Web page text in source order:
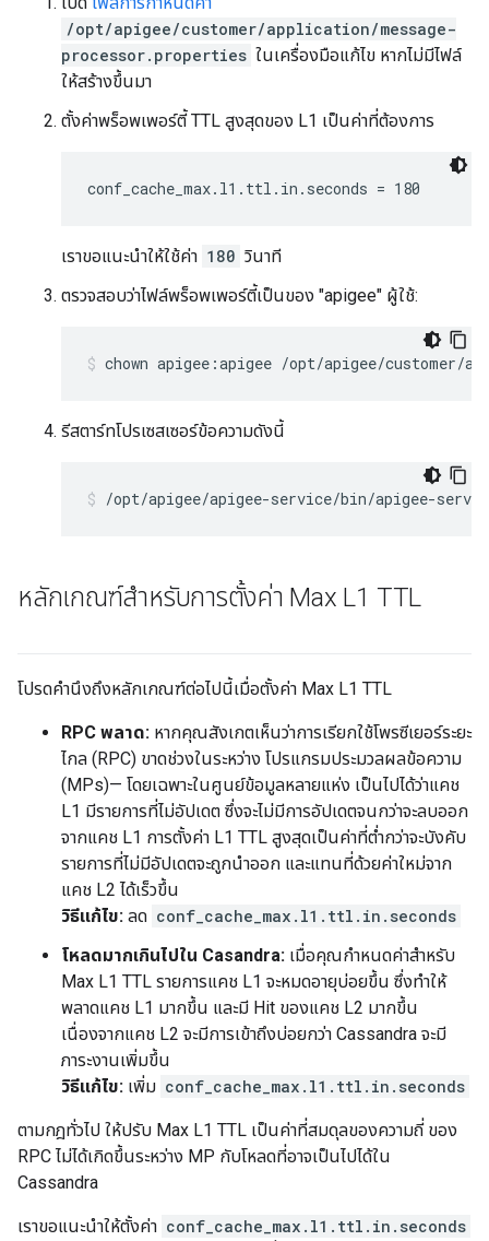
/opt/apigee/customer/application/message-
processor.properties ในเครื่องมือแก้ไข หากไม่มีไฟล์
ให้สร้างขึ้นมา
ตั้งค่าพร็อพเพอร์ตี้ TTL สูงสุดของ L1 เป็นค่าที่ต้องการ
conf_cache_max.l1.ttl.in.seconds = 180
เราขอแนะนำให้ใช้ค่า 180 วินาที
ตรวจสอบว่าไฟล์พร็อพเพอร์ตี้เป็นของ "apigee" ผู้ใช้:
chown apigee:apigee /opt/apigee/customer/
รีสตาร์ทโปรเซสเซอร์ข้อความดังนี้
/opt/apigee/apigee-service/bin/apigee-
หลักเกณฑ์สำหรับการตั้งค่า Max L1 TTL
โปรดคำนึงถึงหลักเกณฑ์ต่อไปนี้เมื่อตั้งค่า Max L1 TTL
RPC พลาด: หากคุณสังเกตเห็นว่าการเรียกใช้โพรซีเยอร์ระยะ
ไกล (RPC) ขาดช่วงในระหว่าง โปรแกรมประมวลผลข้อความ
(MPs)— โดยเฉพาะในศูนย์ข้อมูลหลายแห่ง เป็นไปได้ว่าแคช
L1 มีรายการที่ไม่อัปเดต ซึ่งจะไม่มีการอัปเดตจนกว่าจะลบออก
จากแคช L1 การตั้งค่า L1 TTL สูงสุดเป็นค่าที่ต่ำกว่าจะบังคับ
รายการที่ไม่มีอัปเดตจะถูกนำออก และแทนที่ด้วยค่าใหม่จาก
แคช L2 ได้เร็วขึ้น
วิธีแก้ไข: ลด conf_cache_max.l1.ttl.in.seconds
โหลดมากเกินไปใน Casandra: เมื่อคุณกำหนดค่าสำหรับ
Max L1 TTL รายการแคช L1 จะหมดอายุบ่อยขึ้น ซึ่งทำให้
พลาดแคช L1 มากขึ้น และมี Hit ของแคช L2 มากขึ้น
เนื่องจากแคช L2 จะมีการเข้าถึงบ่อยกว่า Cassandra จะมี
ภาระงานเพิ่มขึ้น
วิธีแก้ไข: เพิ่ม conf_cache_max.l1.ttl.in.seconds
ตามกฎทั่วไป ให้ปรับ Max L1 TTL เป็นค่าที่สมดุลของความถี่ ของ
RPC ไม่ได้เกิดขึ้นระหว่าง MP กับโหลดที่อาจเป็นไปได้ใน
Cassandra
เราขอแนะนำให้ตั้งค่า conf_cache_max.l1.ttl.in.seconds